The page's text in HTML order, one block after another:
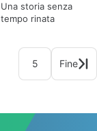
Una storia senza
tempo rinata
5 Fine